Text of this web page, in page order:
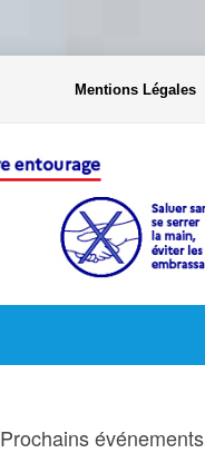
contenu
Mentions Légales
Prochains événements